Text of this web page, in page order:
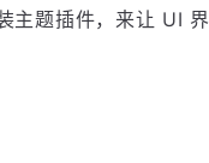
题插件，来让 UI 界